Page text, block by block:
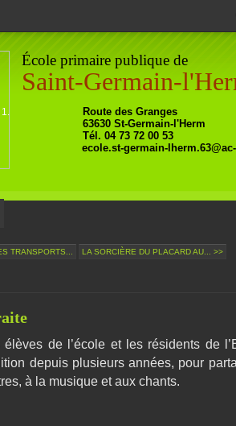
École primaire publique de
Saint-Germain-
Route des Granges
63630 St-Germain-l'Herm
Tél. 04 73 72 00 53
ecole.st-germain-
TRANSPORTS... LA SORCIÈRE DU PLACARD AU... >>
de l’école et les résidents de
depuis plusieurs années, pour
à la musique et aux chants.